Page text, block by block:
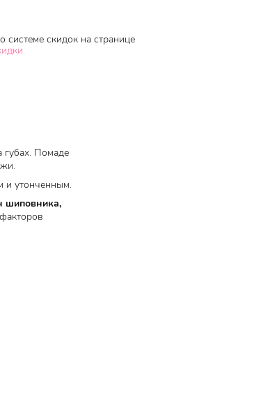
системе скидок на странице
губах. Помаде
и утонченным.
шиповника,